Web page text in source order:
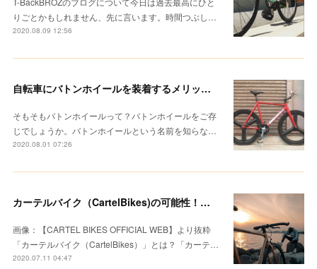
りごとかもしれません、先に言います。時間つぶし…
2020.08.09 12:56
自転車にバトンホイールを装着するメリットとは？感じたことを正直に書いてみる。
そもそもバトンホイールって？バトンホイールをご存
じでしょうか。バトンホイールという名前を知らな…
2020.08.01 07:26
カーテルバイク（CartelBikes)の可能性！エントリーモデルでも侮るなかれ。
画像：【CARTEL BIKES OFFICIAL WEB】より抜粋
「カーテルバイク（CartelBikes）」とは？「カーテ…
2020.07.11 04:47